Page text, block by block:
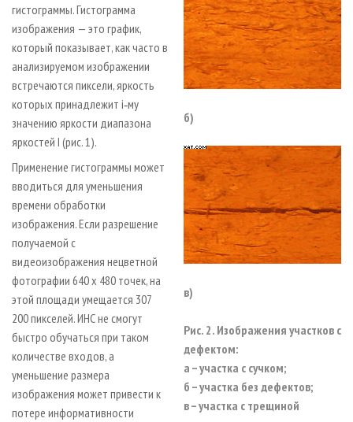
б)
в)
Рис. 2. Изображения участков с
дефектом:
а – участка с сучком;
б – участка без дефектов;
в – участка с трещиной
гистограммы. Гистограмма
изображения — это график,
который показывает, как часто в
анализируемом изображении
встречаются пиксели, яркость
которых принадлежит i‑му
значению яркости диапазона
яркостей I (рис. 1).
Применение гистограммы может
вводиться для уменьшения
времени обработки
изображения. Если разрешение
получаемой с
видеоизображения нецветной
фотографии 640 х 480 точек, на
этой площади умещается 307
200 пикселей. ИНС не смогут
быстро обучаться при таком
количестве входов, а
уменьшение размера
изображения может привести к
потере информативности